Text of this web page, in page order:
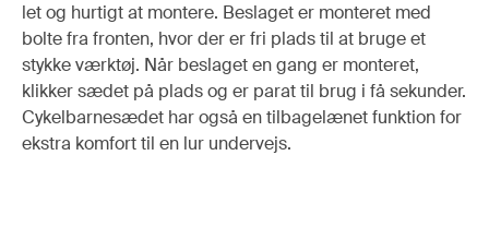
let og hurtigt at montere. Beslaget er monteret med
bolte fra fronten, hvor der er fri plads til at bruge et
stykke værktøj. Når beslaget en gang er monteret,
klikker sædet på plads og er parat til brug i få sekunder.
Cykelbarnesædet har også en tilbagelænet funktion for
ekstra komfort til en lur undervejs.